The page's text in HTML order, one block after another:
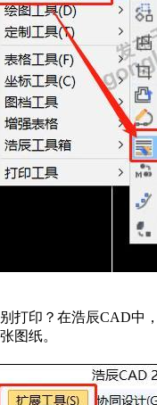
打印？在浩辰CAD中
图纸。